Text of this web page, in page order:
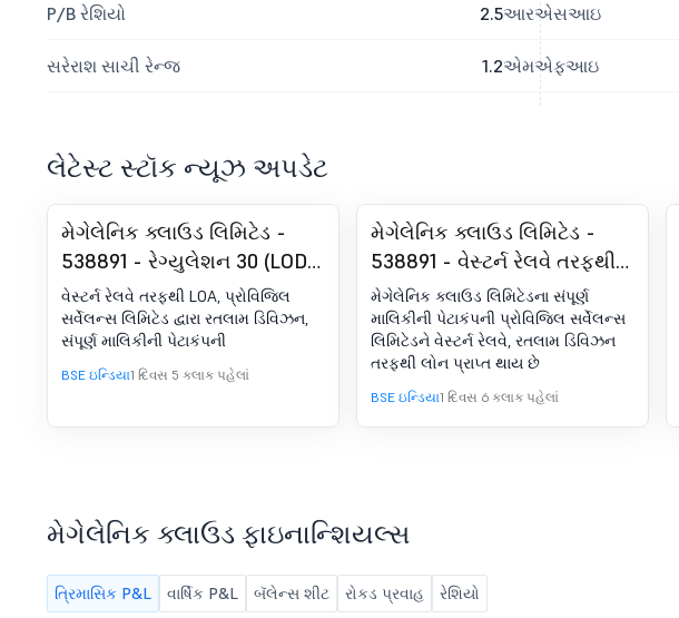
P/B રેશિયો 2.5
સરેરાશ સાચી રેન્જ 1.2
આરએસઆઇ
એમએફઆઇ
લેટેસ્ટ સ્ટૉક ન્યૂઝ અપડેટ
મેગેલેનિક ક્લાઉડ લિમિટેડ -
538891 - રેગ્યુલેશન 30 (LODR)
હેઠળ જાહેરાત - પ્રેસ રિલીઝ /
મીડિયા રિલીઝ
વેસ્ટર્ન રેલવે તરફથી LOA, પ્રોવિજિલ
સર્વેલન્સ લિમિટેડ દ્વારા રતલામ ડિવિઝન,
સંપૂર્ણ માલિકીની પેટાકંપની
BSE ઇન્ડિયા1 દિવસ 5 કલાક પહેલાં
મેગેલેનિક ક્લાઉડ લિમિટેડ -
538891 - વેસ્ટર્ન રેલવે તરફથી
એલઓએ, રતલામ ડિવિઝન
મેગેલેનિક ક્લાઉડ લિમિટેડના સંપૂર્ણ
માલિકીની પેટાકંપની પ્રોવિજિલ સર્વેલન્સ
લિમિટેડને વેસ્ટર્ન રેલવે, રતલામ ડિવિઝન
તરફથી લોન પ્રાપ્ત થાય છે
BSE ઇન્ડિયા1 દિવસ 6 કલાક પહેલાં
મેગેલેનિક ક્લાઉડ ફાઇનાન્શિયલ્સ
ત્રિમાસિક P&L વાર્ષિક P&L બૅલેન્સ શીટ રોકડ પ્રવાહ રેશિયો